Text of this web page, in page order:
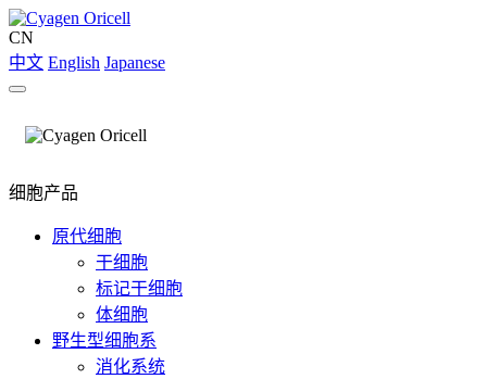
CN
中文 English Japanese
细胞产品
原代细胞
干细胞
标记干细胞
体细胞
野生型细胞系
消化系统